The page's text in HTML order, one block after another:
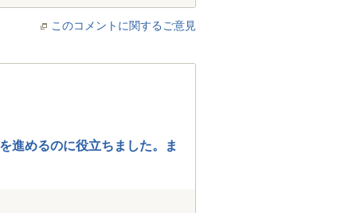
このコメントに関するご意見
進めるのに役立ちました。ま